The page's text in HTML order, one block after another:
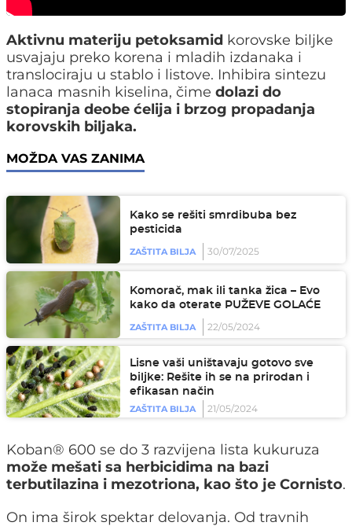
Aktivnu materiju petoksamid korovske biljke
usvajaju preko korena i mladih izdanaka i
translociraju u stablo i listove. Inhibira sintezu
lanaca masnih kiselina, čime dolazi do
stopiranja deobe ćelija i brzog propadanja
korovskih biljaka.
MOŽDA VAS ZANIMA
Kako se rešiti smrdibuba bez
pesticida
ZAŠTITA BILJA 30/07/2025
Komorač, mak ili tanka žica – Evo
kako da oterate PUŽEVE GOLAĆE
ZAŠTITA BILJA 22/05/2024
Lisne vaši uništavaju gotovo sve
biljke: Rešite ih se na prirodan i
efikasan način
ZAŠTITA BILJA
21/05/2024
Koban® 600 se do 3 razvijena lista kukuruza
može mešati sa herbicidima na bazi
terbutilazina i mezotriona, kao što je Cornisto.
On ima širok spektar delovanja. Od travnih